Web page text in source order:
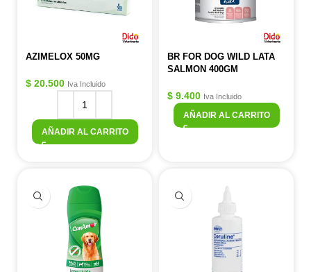
AZIMELOX 50MG
$ 20.500 Iva Incluido
AÑADIR AL CARRITO
BR FOR DOG WILD LATA
SALMON 400GM
$ 9.400 Iva Incluido
AÑADIR AL CARRITO